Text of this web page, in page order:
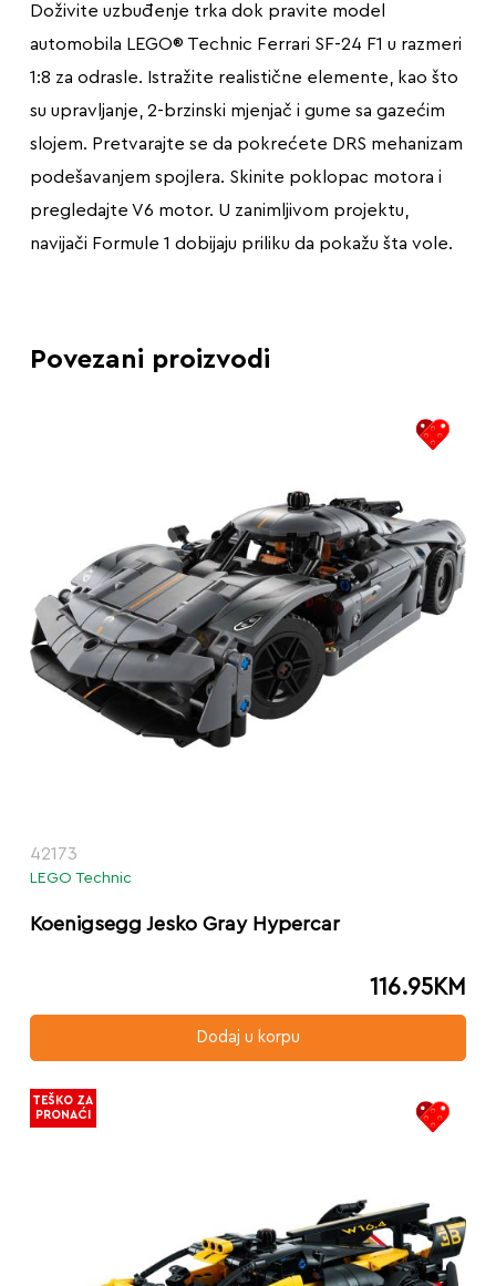
Doživite uzbuđenje trka dok pravite model
automobila LEGO® Technic Ferrari SF-24 F1 u razmeri
1:8 za odrasle. Istražite realistične elemente, kao što
su upravljanje, 2-brzinski mjenjač i gume sa gazećim
slojem. Pretvarajte se da pokrećete DRS mehanizam
podešavanjem spojlera. Skinite poklopac motora i
pregledajte V6 motor. U zanimljivom projektu,
navijači Formule 1 dobijaju priliku da pokažu šta vole.
Povezani proizvodi
42173
LEGO Technic
Koenigsegg Jesko Gray Hypercar
116.95KM
Dodaj u korpu
TEŠKO ZA
PRONAĆI